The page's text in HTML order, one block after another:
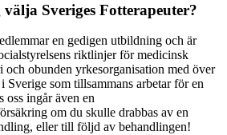
Sveriges Fotterapeuter?
en gedigen utbildning och är
riktlinjer för medicinsk
obunden yrkesorganisation med över
Sverige som tillsammans arbetar för en
oss ingår även en
om du skulle drabbas av en
eller till följd av behandlingen!